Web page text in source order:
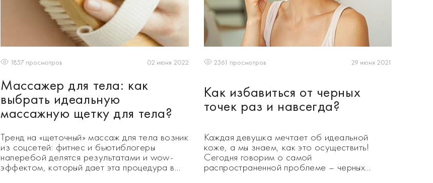
1857 просмотров 02 июня 2022
Массажер для тела: как
выбрать идеальную
массажную щетку для тела?
Тренд на «щеточный» массаж для тела возник
из соцсетей: фитнес и бьютиблогеры
наперебой делятся результатами и wow-
эффектом, который дает эта процедура в
2361 просмотров 29 июня 2021
Как избавиться от черных
точек раз и навсегда?
Каждая девушка мечтает об идеальной
коже, а мы знаем, как это осуществить!
Сегодня говорим о самой
распространенной проблеме – черных